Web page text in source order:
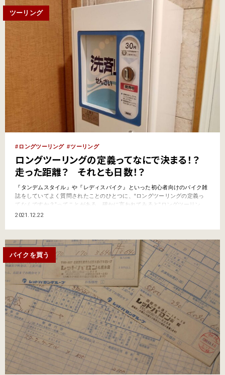
ツーリング
ロングツーリング ツーリング
ロングツーリングの定義ってなにで決まる！？
走った距離？ それとも日数！？
『タンデムスタイル』や『レディスバイク』といった初心者向けのバイク雑
誌をしていてよく質問されたことのひとつに、“ロングツーリングの定義っ
てなんですか？”ってことがある。確かに言われてみると“ロングツーリン
グ”の定義はとても曖昧でわかりにくい。他の“日帰りツーリング”や“キャン
「キャンプ泊する」という条件が名前に入っているから、誰も…
2021.12.22
バイクを買う